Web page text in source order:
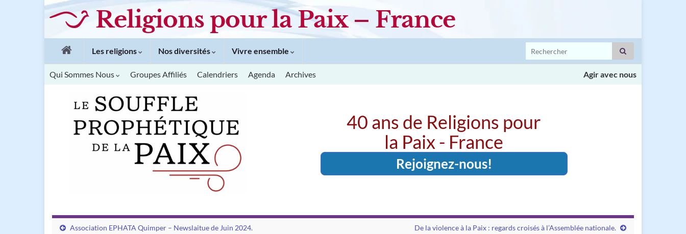
Religions pour la Paix – France
Les religions Nos diversités Vivre ensemble Search for:
Qui Sommes Nous Groupes Affiliés Calendriers Agenda Archives Agir avec nous
40 ans de Religions pour
la Paix - France
Rejoignez-nous!
Association EPHATA Quimper – Newslaitue de Juin 2024. De la violence à la Paix : regards croisés à l’Assemblée nationale.